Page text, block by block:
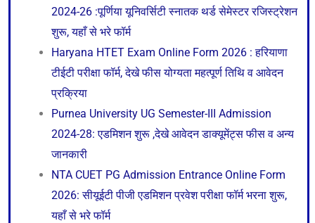
2024-26 :पूर्णिया यूनिवर्सिटी स्नातक थर्ड सेमेस्टर रजिस्ट्रेशन
शुरू, यहाँ से भरे फॉर्म
Haryana HTET Exam Online Form 2026 : हरियाणा
टीईटी परीक्षा फॉर्म, देखे फीस योग्यता महत्पूर्ण तिथि व आवेदन
प्रक्रिया
Purnea University UG Semester-III Admission
2024-28: एडमिशन शुरू ,देखे आवेदन डाक्यूमेंट्स फीस व अन्य
जानकारी
NTA CUET PG Admission Entrance Online Form
2026: सीयूईटी पीजी एडमिशन प्रवेश परीक्षा फॉर्म भरना शुरू,
यहाँ से भरे फॉर्म